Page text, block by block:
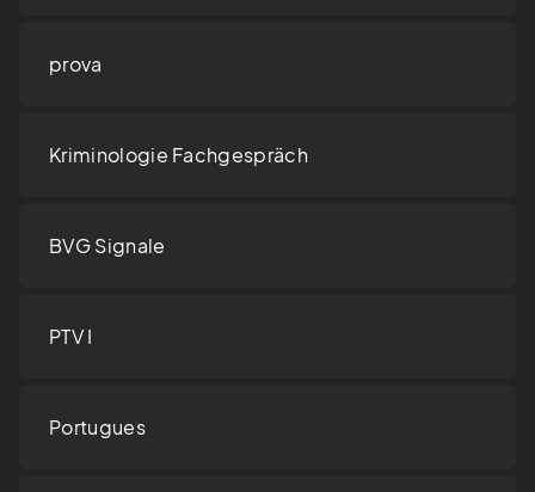
prova
Kriminologie Fachgespräch
BVG Signale
PTV I
Portugues